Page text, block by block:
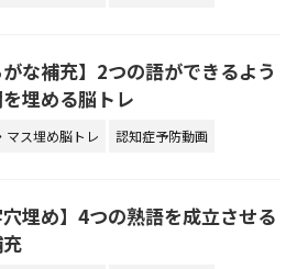
がな補充】2つの語ができるよう
埋める脳トレ
マス埋め脳トレ 認知症予防動画
穴埋め】4つの熟語を成立させる